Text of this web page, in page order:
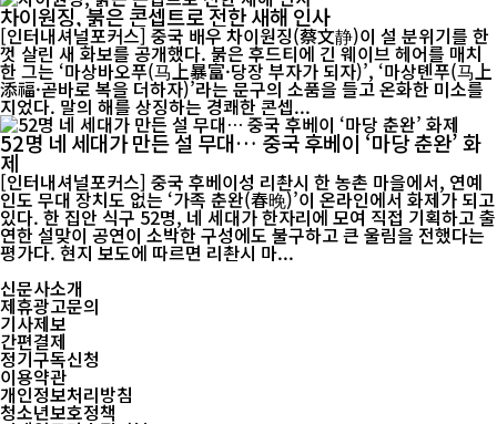
차이원징, 붉은 콘셉트로 전한 새해 인사
[인터내셔널포커스] 중국 배우 차이원징(蔡文静)이 설 분위기를 한
껏 살린 새 화보를 공개했다. 붉은 후드티에 긴 웨이브 헤어를 매치
한 그는 ‘마상바오푸(马上暴富·당장 부자가 되자)’, ‘마상톈푸(马上
添福·곧바로 복을 더하자)’라는 문구의 소품을 들고 온화한 미소를
지었다. 말의 해를 상징하는 경쾌한 콘셉...
52명 네 세대가 만든 설 무대… 중국 후베이 ‘마당 춘완’ 화
제
[인터내셔널포커스] 중국 후베이성 리촨시 한 농촌 마을에서, 연예
인도 무대 장치도 없는 ‘가족 춘완(春晚)’이 온라인에서 화제가 되고
있다. 한 집안 식구 52명, 네 세대가 한자리에 모여 직접 기획하고 출
연한 설맞이 공연이 소박한 구성에도 불구하고 큰 울림을 전했다는
평가다. 현지 보도에 따르면 리촨시 마...
신문사소개
제휴광고문의
기사제보
간편결제
정기구독신청
이용약관
개인정보처리방침
청소년보호정책